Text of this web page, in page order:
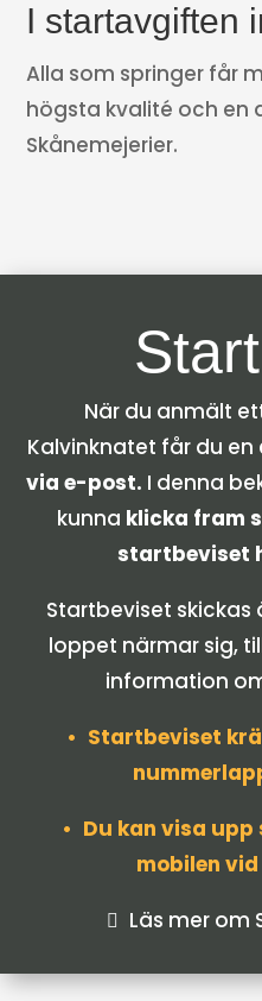
I startavgiften
Alla som springer får
högsta kvalité och en
Skånemejerier.
När du anmält
Kalvinknatet får du en
via e-post. I denna
kunna klicka fram
startbeviset
Startbeviset
loppet närmar sig,
information
• Startbeviset
• Du kan visa
mobilen
 Läs mer om